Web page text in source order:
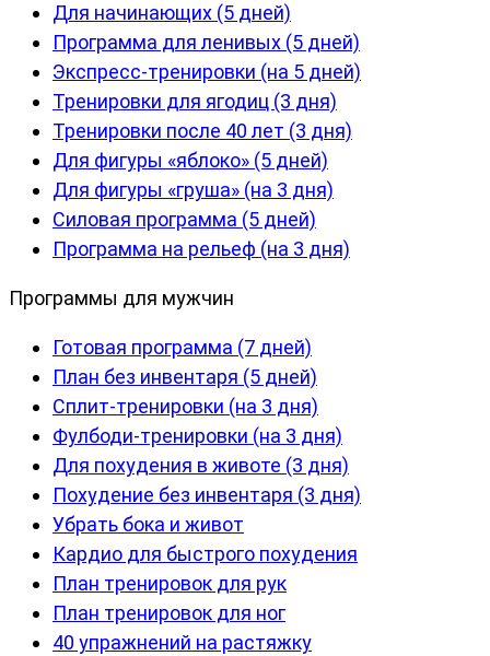
Для начинающих (5 дней)
Программа для ленивых (5 дней)
Экспресс-тренировки (на 5 дней)
Тренировки для ягодиц (3 дня)
Тренировки после 40 лет (3 дня)
Для фигуры «яблоко» (5 дней)
Для фигуры «груша» (на 3 дня)
Силовая программа (5 дней)
Программа на рельеф (на 3 дня)
Программы для мужчин
Готовая программа (7 дней)
План без инвентаря (5 дней)
Сплит-тренировки (на 3 дня)
Фулбоди-тренировки (на 3 дня)
Для похудения в животе (3 дня)
Похудение без инвентаря (3 дня)
Убрать бока и живот
Кардио для быстрого похудения
План тренировок для рук
План тренировок для ног
40 упражнений на растяжку